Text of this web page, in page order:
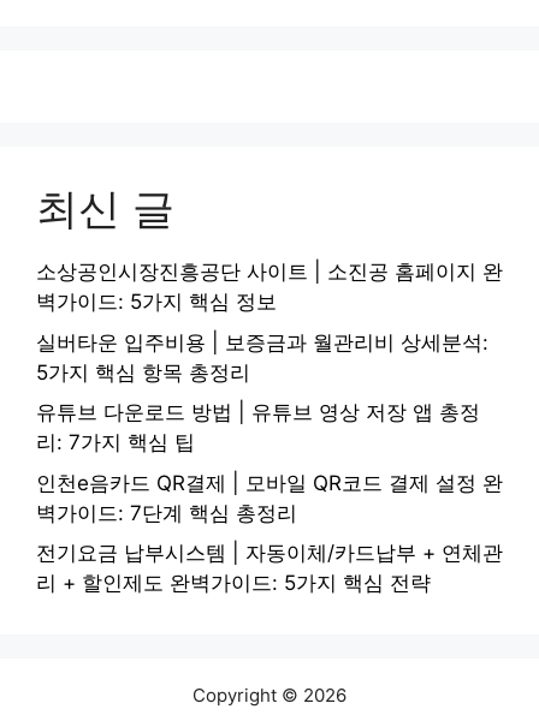
최신 글
소상공인시장진흥공단 사이트 | 소진공 홈페이지 완
벽가이드: 5가지 핵심 정보
실버타운 입주비용 | 보증금과 월관리비 상세분석:
5가지 핵심 항목 총정리
유튜브 다운로드 방법 | 유튜브 영상 저장 앱 총정
리: 7가지 핵심 팁
인천e음카드 QR결제 | 모바일 QR코드 결제 설정 완
벽가이드: 7단계 핵심 총정리
전기요금 납부시스템 | 자동이체/카드납부 + 연체관
리 + 할인제도 완벽가이드: 5가지 핵심 전략
Copyright © 2026